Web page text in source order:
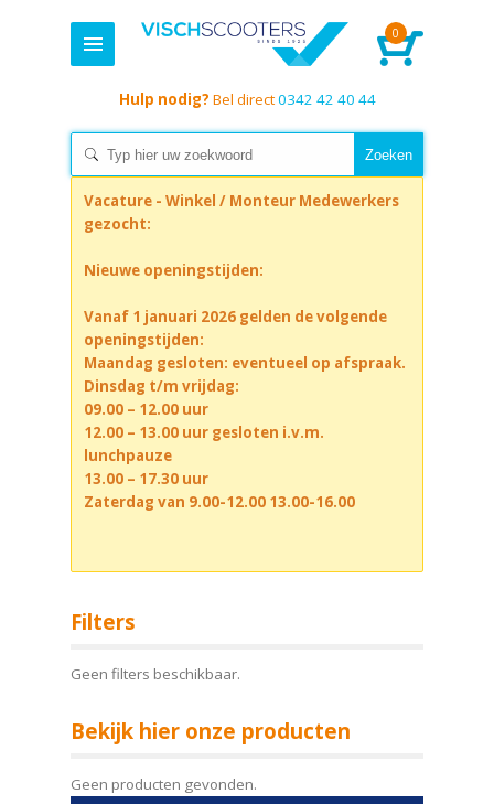
0
Hulp nodig? Bel direct0342 42 40 44
Vacature - Winkel / Monteur Medewerkers
gezocht:
Nieuwe openingstijden:
Vanaf 1 januari 2026 gelden de volgende
openingstijden:
Maandag gesloten: eventueel op afspraak.
Dinsdag t/m vrijdag:
09.00 – 12.00 uur
12.00 – 13.00 uur gesloten i.v.m.
lunchpauze
13.00 – 17.30 uur
Zaterdag van 9.00-12.00 13.00-16.00
Filters
Geen filters beschikbaar.
Bekijk hier onze producten
Geen producten gevonden.